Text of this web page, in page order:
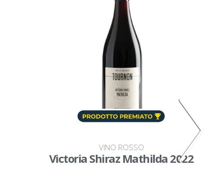
VINO ROSSO
Victoria Shiraz Mathilda 2022